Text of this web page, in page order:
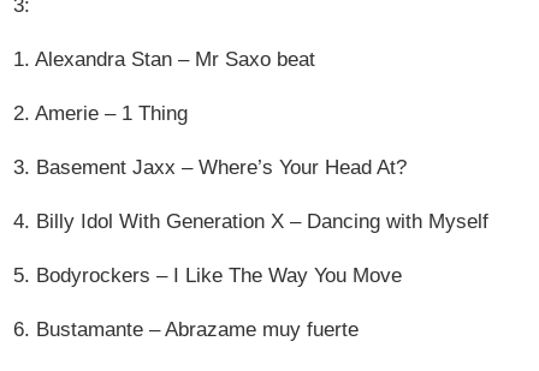
3:
1. Alexandra Stan – Mr Saxo beat
2. Amerie – 1 Thing
3. Basement Jaxx – Where’s Your Head At?
4. Billy Idol With Generation X – Dancing with Myself
5. Bodyrockers – I Like The Way You Move
6. Bustamante – Abrazame muy fuerte